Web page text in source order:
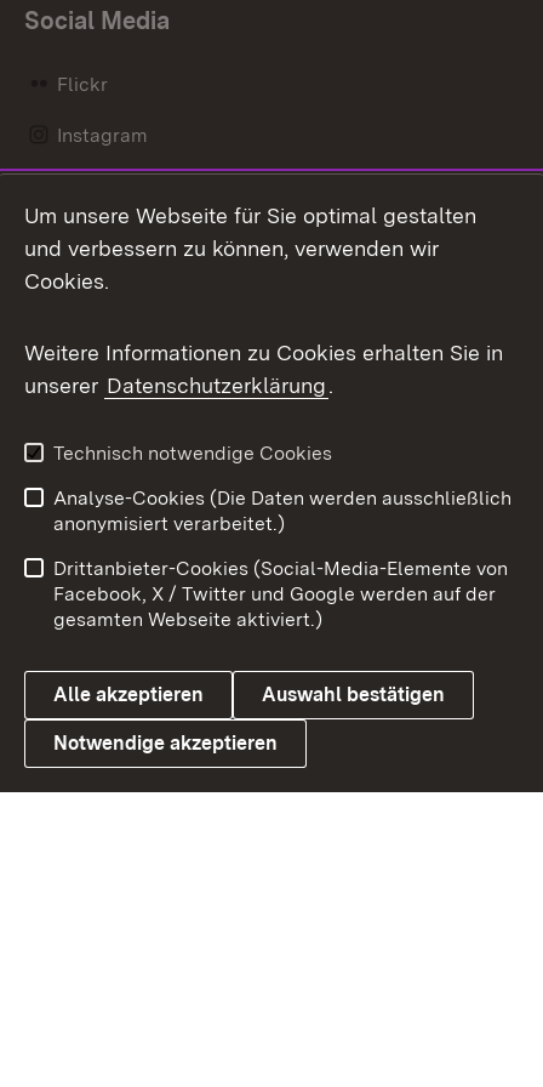
Social Media
Flickr
Instagram
Mastodon
Messenger
Social Wall
X / Twitter
Youtube
Link zum Landesportal
Benutzungshinweise
Barrierefreiheit
Datenschutz
Cookies
Um unsere Webseite für Sie optimal gestalten
und verbessern zu können, verwenden wir
Cookies.
Weitere Informationen zu Cookies erhalten Sie in
unserer Datenschutzerklärung.
Technisch notwendige Cookies
Analyse-Cookies (Die Daten werden ausschließlich
anonymisiert verarbeitet.)
Drittanbieter-Cookies (Social-Media-Elemente von
Facebook, X / Twitter und Google werden auf der
gesamten Webseite aktiviert.)
Alle akzeptieren Auswahl bestätigen
Notwendige akzeptieren